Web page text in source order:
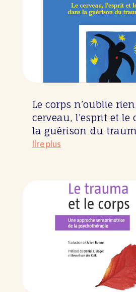
Le corps n’oublie
cerveau, l’esprit et le
la guérison du
lire plus